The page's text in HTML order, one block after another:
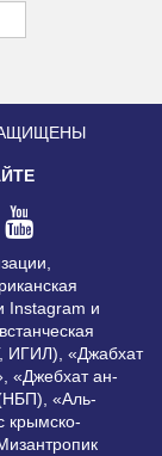
Instagram и
ИГИЛ), «Джабхат
«Джебхат ан-
«Аль-
крымско-